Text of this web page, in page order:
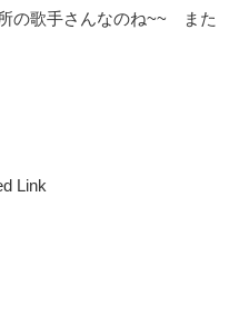
の歌手さんなのね~~ また
Link